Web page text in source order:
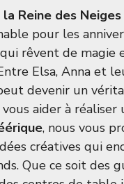
Reine des Neiges
pour les
rêvent de magie
Elsa, Anna et
devenir un
aider à réaliser
, nous vous
créatives qui
Que ce soit des